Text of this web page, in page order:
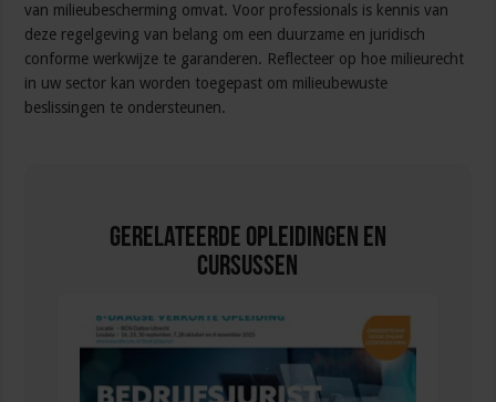
van milieubescherming omvat. Voor professionals is kennis van
deze regelgeving van belang om een duurzame en juridisch
conforme werkwijze te garanderen. Reflecteer op hoe milieurecht
in uw sector kan worden toegepast om milieubewuste
beslissingen te ondersteunen.
Gerelateerde Opleidingen en
Cursussen